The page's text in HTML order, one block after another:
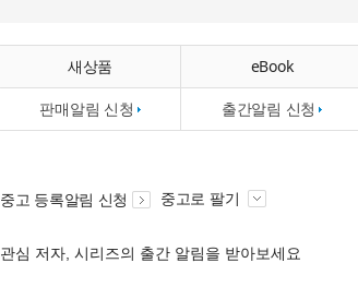
새상품 eBook
판매알림 신청 출간알림 신청
중고 등록알림 신청 중고로 팔기
관심 저자, 시리즈의 출간 알림을 받아보세요